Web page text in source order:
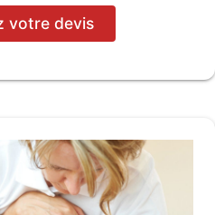
votre devis